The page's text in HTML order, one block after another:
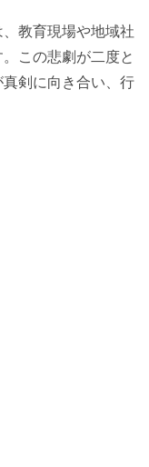
教育現場や地域社
この悲劇が二度と
剣に向き合い、行